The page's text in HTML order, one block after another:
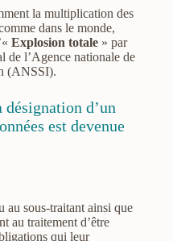
la multiplication des
dans le monde,
Explosion totale » par
de l’Agence nationale de
(ANSSI).
désignation d’un
est devenue
au sous-traitant ainsi que
au traitement d’être
qui leur